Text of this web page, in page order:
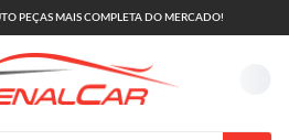
PEÇAS MAIS COMPLETA DO MERCADO!